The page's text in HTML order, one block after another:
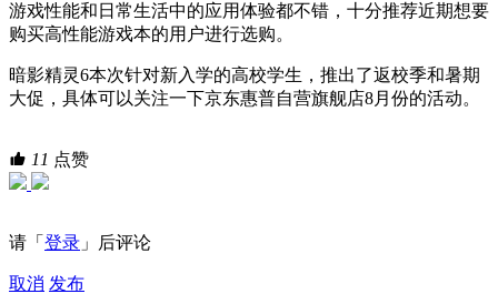
游戏性能和日常生活中的应用体验都不错，十分推荐近期想要
购买高性能游戏本的用户进行选购。
暗影精灵6本次针对新入学的高校学生，推出了返校季和暑期
大促，具体可以关注一下京东惠普自营旗舰店8月份的活动。
11 点赞
请「 登录 」后评论
取消 发布